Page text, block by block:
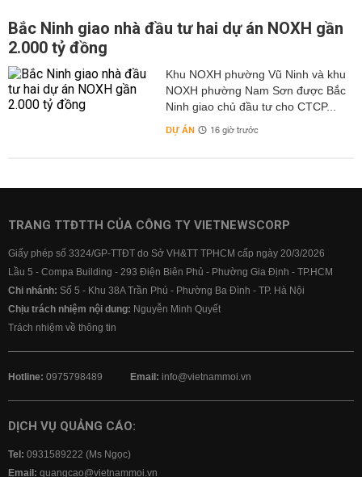
Bắc Ninh giao nhà đầu tư hai dự án NOXH gần
2.000 tỷ đồng
Khu NOXH phường Vũ Ninh và khu
NOXH phường Nam Sơn được Bắc
Ninh giao chủ đầu tư cho CTCP...
DỰ ÁN 16 giờ trước
TRANG TTĐTTH CỦA CÔNG TY VIETNEWSCORP
Giấy phép số 3324/GP-TTĐT do Sở VH&TT TPHCM cấp ngày 20/3/2026
Lầu 5 - Compa Building - 293 Điện Biên Phủ - Phường Gia Định - TP.HCM
Chi nhánh: Số 5 - Khu 38A Trần Phú - Phường Ba Đình - TP. Hà Nội
Chịu trách nhiệm nội dung: Nguyễn Minh Quyết
Trách nhiệm về thông tin
Hotline: 0975798489 Email: info@vietnammoi.vn
DỊCH VỤ QUẢNG CÁO:
Tel: 0931589222 (Ms Ngọc)
Email: quangcao@vietnammoi.vn